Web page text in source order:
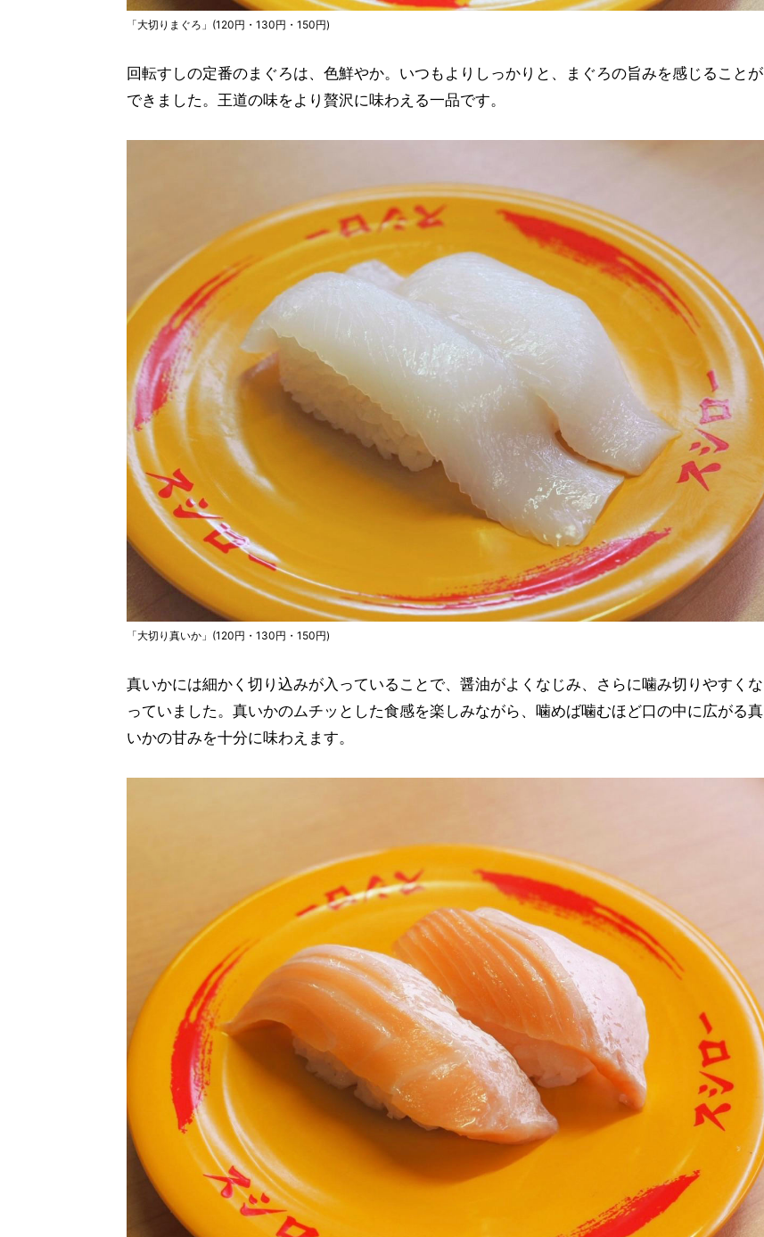
「大切りまぐろ」(120円・130円・150円)
回転すしの定番のまぐろは、色鮮やか。いつもよりしっかりと、まぐろの旨みを感じることが
できました。王道の味をより贅沢に味わえる一品です。
「大切り真いか」(120円・130円・150円)
真いかには細かく切り込みが入っていることで、醤油がよくなじみ、さらに噛み切りやすくな
っていました。真いかのムチッとした食感を楽しみながら、噛めば噛むほど口の中に広がる真
いかの甘みを十分に味わえます。